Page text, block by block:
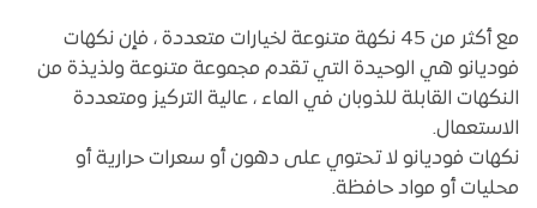
مع أكثر من 45 نكهة متنوعة لخيارات متعددة ، فإن نكهات
فوديانو هي الوحيدة التي تقدم مجموعة متنوعة ولذيذة من
النكهات القابلة للذوبان في الماء ، عالية التركيز ومتعددة
الاستعمال.
نكهات فوديانو لا تحتوي على دهون أو سعرات حرارية أو
محليات أو مواد حافظة.